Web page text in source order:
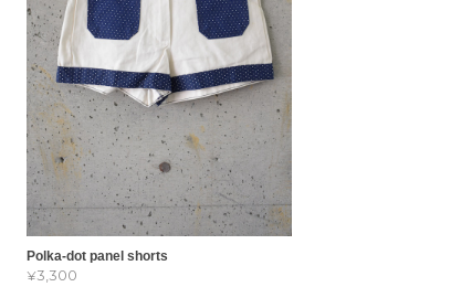
Polka-dot panel shorts
¥3,300